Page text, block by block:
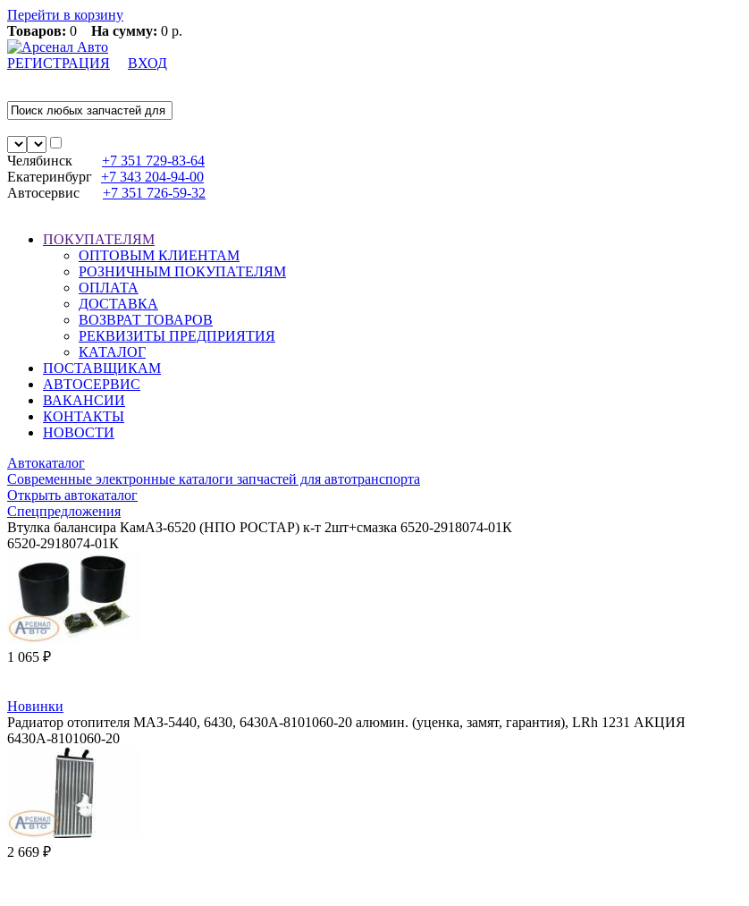
Перейти в корзину
Товаров: 0 На сумму: 0 р.
РЕГИСТРАЦИЯ ВХОД
Челябинск +7 351 729-83-64
Екатеринбург +7 343 204-94-00
Автосервис
+7 351 726-59-32
ПОКУПАТЕЛЯМ
ОПТОВЫМ КЛИЕНТАМ
РОЗНИЧНЫМ ПОКУПАТЕЛЯМ
ОПЛАТА
ДОСТАВКА
ВОЗВРАТ ТОВАРОВ
РЕКВИЗИТЫ ПРЕДПРИЯТИЯ
КАТАЛОГ
ПОСТАВЩИКАМ
АВТОСЕРВИС
ВАКАНСИИ
КОНТАКТЫ
НОВОСТИ
Автокаталог
Современные электронные каталоги запчастей для автотранспорта
Открыть автокаталог
Спецпредложения
Втулка балансира КамАЗ-6520 (НПО РОСТАР) к-т 2шт+смазка 6520-2918074-01К
6520-2918074-01К
1 065 ₽
Новинки
Радиатор отопителя МАЗ-5440, 6430, 6430А-8101060-20 алюмин. (уценка, замят, гарантия), LRh 1231 АКЦИЯ
6430А-8101060-20
2 669 ₽